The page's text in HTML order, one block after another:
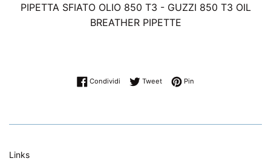
PIPETTA SFIATO OLIO 850 T3 - GUZZI 850 T3 OIL
BREATHER PIPETTE
Condividi Condividi su Facebook
TweetTwitta su Twitter
Pin
Links